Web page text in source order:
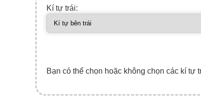
Kí tự trái:
Bạn có thể chọn hoặc không chọn các kí tự